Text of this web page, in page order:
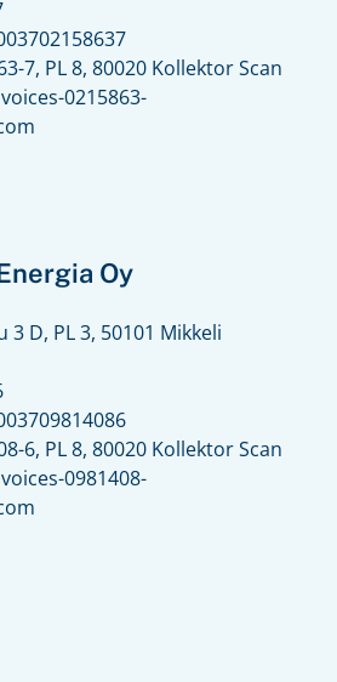
7, PL 8, 80020 Kollektor Scan
0215863-
Oy
D, PL 3, 50101 Mikkeli
6, PL 8, 80020 Kollektor Scan
0981408-